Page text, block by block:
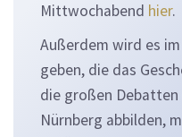
Mittwochabend hier.
Außerdem wird es
geben, die das
die großen
Nürnberg abbilden,